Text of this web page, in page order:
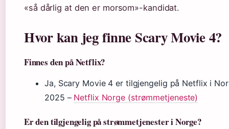
«så dårlig at den er morsom»-kandidat.
Hvor kan jeg finne Scary Movie 4?
Finnes den på Netflix?
Ja, Scary Movie 4 er tilgjengelig på Netflix i
2025 – Netflix Norge (strømmetjeneste)
Er den tilgjengelig på strømmetjenester i Norge?